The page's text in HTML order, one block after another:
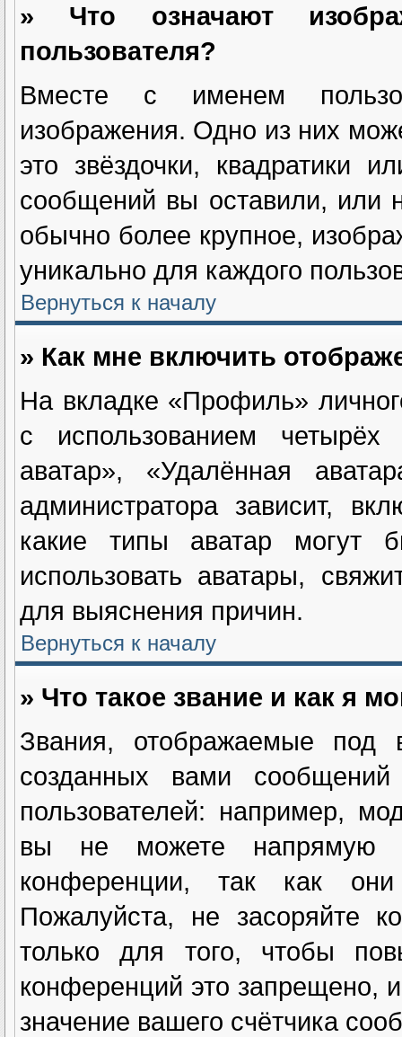
» Что означают
пользователя?
Вместе с именем
изображения. Одно из них
это звёздочки, квадратики
сообщений вы оставили, или
обычно более крупное,
уникально для каждого
Вернуться к началу
» Как мне включить
На вкладке «Профиль»
с использованием четырёх
аватар», «Удалённая
администратора зависит,
какие типы аватар могут
использовать аватары,
для выяснения причин.
Вернуться к началу
» Что такое звание и как я
Звания, отображаемые под
созданных вами
пользователей: например,
вы не можете напрямую
конференции, так как они
Пожалуйста, не засоряйте
только для того, чтобы
конференций это запрещено,
значение вашего счётчика